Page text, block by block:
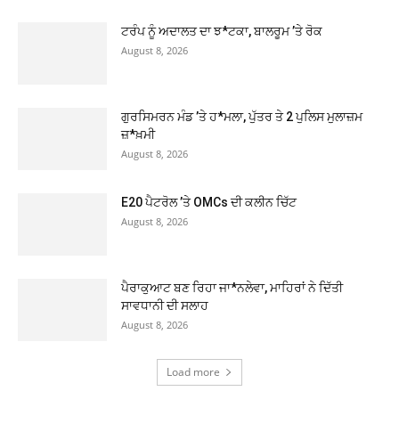
ਟਰੰਪ ਨੂੰ ਅਦਾਲਤ ਦਾ ਝ*ਟਕਾ, ਬਾਲਰੂਮ ’ਤੇ ਰੋਕ
August 8, 2026
ਗੁਰਸਿਮਰਨ ਮੰਡ ’ਤੇ ਹ*ਮਲਾ, ਪੁੱਤਰ ਤੇ 2 ਪੁਲਿਸ ਮੁਲਾਜ਼ਮ
ਜ਼*ਖ਼ਮੀ
August 8, 2026
E20 ਪੈਟਰੋਲ ’ਤੇ OMCs ਦੀ ਕਲੀਨ ਚਿੱਟ
August 8, 2026
ਪੈਰਾਕੁਆਟ ਬਣ ਰਿਹਾ ਜਾ*ਨਲੇਵਾ, ਮਾਹਿਰਾਂ ਨੇ ਦਿੱਤੀ
ਸਾਵਧਾਨੀ ਦੀ ਸਲਾਹ
August 8, 2026
Load more